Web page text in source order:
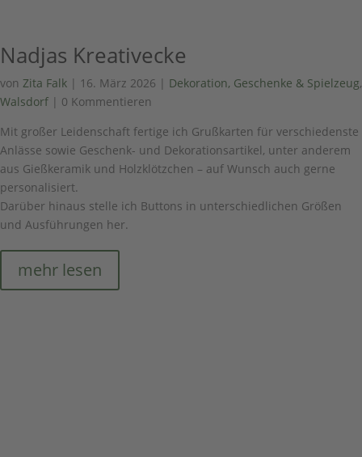
Nadjas Kreativecke
von Zita Falk | 16. März 2026 | Dekoration, Geschenke & Spielzeug,
Walsdorf | 0 Kommentieren
Mit großer Leidenschaft fertige ich Grußkarten für verschiedenste
Anlässe sowie Geschenk- und Dekorationsartikel, unter anderem
aus Gießkeramik und Holzklötzchen – auf Wunsch auch gerne
personalisiert.
Darüber hinaus stelle ich Buttons in unterschiedlichen Größen
und Ausführungen her.
mehr lesen